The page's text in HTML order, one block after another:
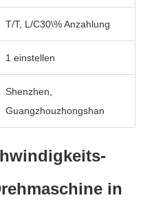
T/T, L/C30\% Anzahlung
1 einstellen
Shenzhen,
Guangzhouzhongshan
in